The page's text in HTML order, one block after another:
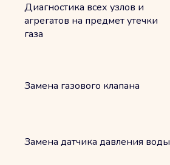
Диагностика всех узлов и
агрегатов на предмет утечки
газа
Замена газового клапана
Замена датчика давления воды